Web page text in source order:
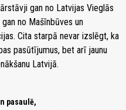
gan no Latvijas Vieglās
no Mašīnbūves un
Cita starpā nevar izslēgt, ka
pasūtījumus, bet arī jaunu
Latvijā.
pasaulē,